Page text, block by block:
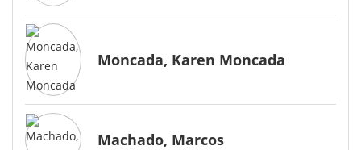
Moncada, Karen Moncada
Machado, Marcos